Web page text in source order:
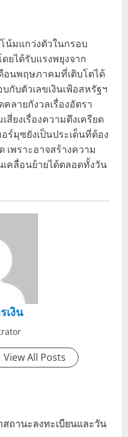
น้มแกว่งตัวในกรอบ
ยได้รับแรงพยุงจาก
อนพฤษภาคมที่เติบโตได้
กับตัวเลขเงินเฟ้อสหรัฐฯ
ลายกังวลเรื่องอัตรา
สี่ยงเรื่องความตึงเครียด
ร์มุซยังเป็นประเด็นที่ต้อง
เพราะอาจสร้างความ
คลื่อนย้ายได้ตลอดทั้งวัน
เงิน
View All Posts
สถานะลงทะเบียนและวัน